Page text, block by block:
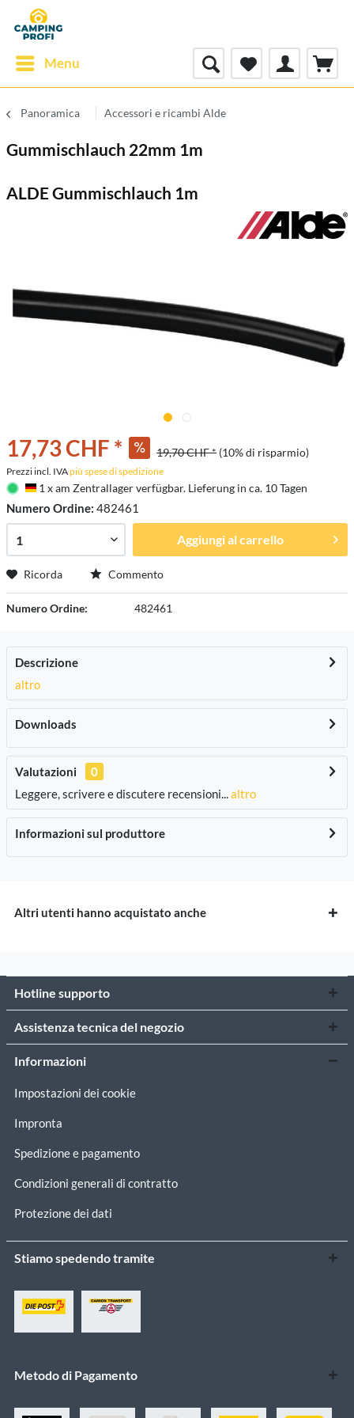
Menu
Panoramica Accessori e ricambi Alde
Gummischlauch 22mm 1m
ALDE Gummischlauch 1m
17,73 CHF * 19,70 CHF * (10% di risparmio)
Prezzi incl. IVApiù spese di spedizione
Deutschland
1 x am Zentrallager verfügbar. Lieferung in ca. 10 Tagen
Numero Ordine: 482461
Aggiungi al carrello
Ricorda Commento
Numero Ordine: 482461
Descrizione
altro
Downloads
Valutazioni
0
Leggere, scrivere e discutere recensioni...altro
Informazioni sul produttore
Altri utenti hanno acquistato anche
Hotline supporto
Assistenza tecnica del negozio
Informazioni
Impostazioni dei cookie
Impronta
Spedizione e pagamento
Condizioni generali di contratto
Protezione dei dati
Stiamo spedendo tramite
Metodo di Pagamento